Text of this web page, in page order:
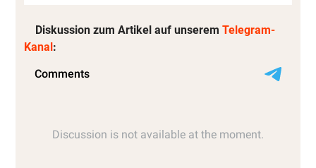
Diskussion zum Artikel auf unserem Telegram-
Kanal: